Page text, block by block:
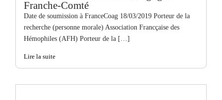
Franche-Comté
Date de soumission à FranceCoag 18/03/2019 Porteur de la
recherche (personne morale) Association Francçaise des
Hémophiles (AFH) Porteur de la […]
Lire la suite